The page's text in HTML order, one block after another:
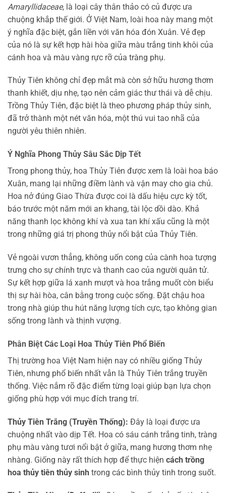
Amaryllidaceae, là loại cây thân thảo có củ được ưa
chuộng khắp thế giới. Ở Việt Nam, loài hoa này mang một
ý nghĩa đặc biệt, gắn liền với văn hóa đón Xuân. Vẻ đẹp
của nó là sự kết hợp hài hòa giữa màu trắng tinh khôi của
cánh hoa và màu vàng rực rỡ của tràng phụ.
Thủy Tiên không chỉ đẹp mắt mà còn sở hữu hương thơm
thanh khiết, dịu nhẹ, tạo nên cảm giác thư thái và dễ chịu.
Trồng Thủy Tiên, đặc biệt là theo phương pháp thủy sinh,
đã trở thành một nét văn hóa, một thú vui tao nhã của
người yêu thiên nhiên.
Ý Nghĩa Phong Thủy Sâu Sắc Dịp Tết
Trong phong thủy, hoa Thủy Tiên được xem là loài hoa báo
Xuân, mang lại những điềm lành và vận may cho gia chủ.
Hoa nở đúng Giao Thừa được coi là dấu hiệu cực kỳ tốt,
báo trước một năm mới an khang, tài lộc dồi dào. Khả
năng thanh lọc không khí và xua tan khí xấu cũng là một
trong những giá trị phong thủy nổi bật của Thủy Tiên.
Vẻ ngoài vươn thẳng, không uốn cong của cành hoa tượng
trưng cho sự chính trực và thanh cao của người quân tử.
Sự kết hợp giữa lá xanh mượt và hoa trắng muốt còn biểu
thị sự hài hòa, cân bằng trong cuộc sống. Đặt chậu hoa
trong nhà giúp thu hút năng lượng tích cực, tạo không gian
sống trong lành và thịnh vượng.
Phân Biệt Các Loại Hoa Thủy Tiên Phổ Biến
Thị trường hoa Việt Nam hiện nay có nhiều giống Thủy
Tiên, nhưng phổ biến nhất vẫn là Thủy Tiên trắng truyền
thống. Việc nắm rõ đặc điểm từng loại giúp bạn lựa chọn
giống phù hợp với mục đích trang trí.
Thủy Tiên Trắng (Truyền Thống): Đây là loại được ưa
chuộng nhất vào dịp Tết. Hoa có sáu cánh trắng tinh, tràng
phụ màu vàng tươi nổi bật ở giữa, mang hương thơm nhẹ
nhàng. Giống này rất thích hợp để thực hiện cách trồng
hoa thủy tiên thủy sinh trong các bình thủy tinh trong suốt.